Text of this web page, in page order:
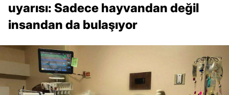
uyarısı: Sadece hayvandan değil
insandan da bulaşıyor